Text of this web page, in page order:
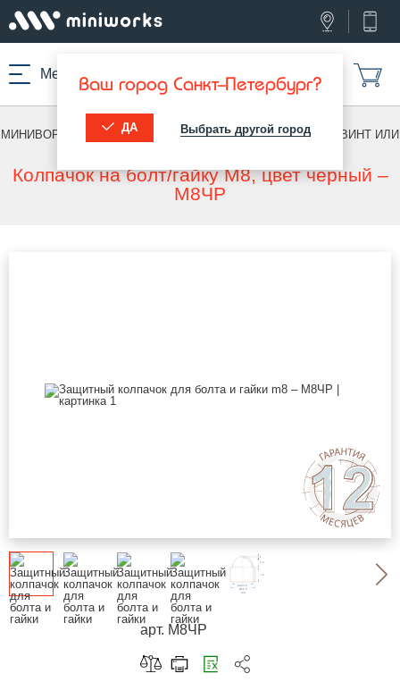
Меню Ваш город Санкт-Петербург?
ДА Выбрать другой город
МИНИВОРКС ПРО / КОЛПАЧКИ НА БОЛТ/ГАЙКУ /НА БОЛТ, ВИНТ ИЛИ
Колпачок на болт/гайку М8, цвет черный –
М8ЧР
арт. М8ЧР
Скопировать ссылку